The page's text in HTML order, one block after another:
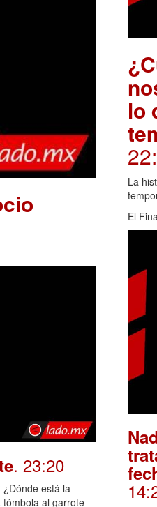
. 23:20
está la
al garrote
lo
La
El